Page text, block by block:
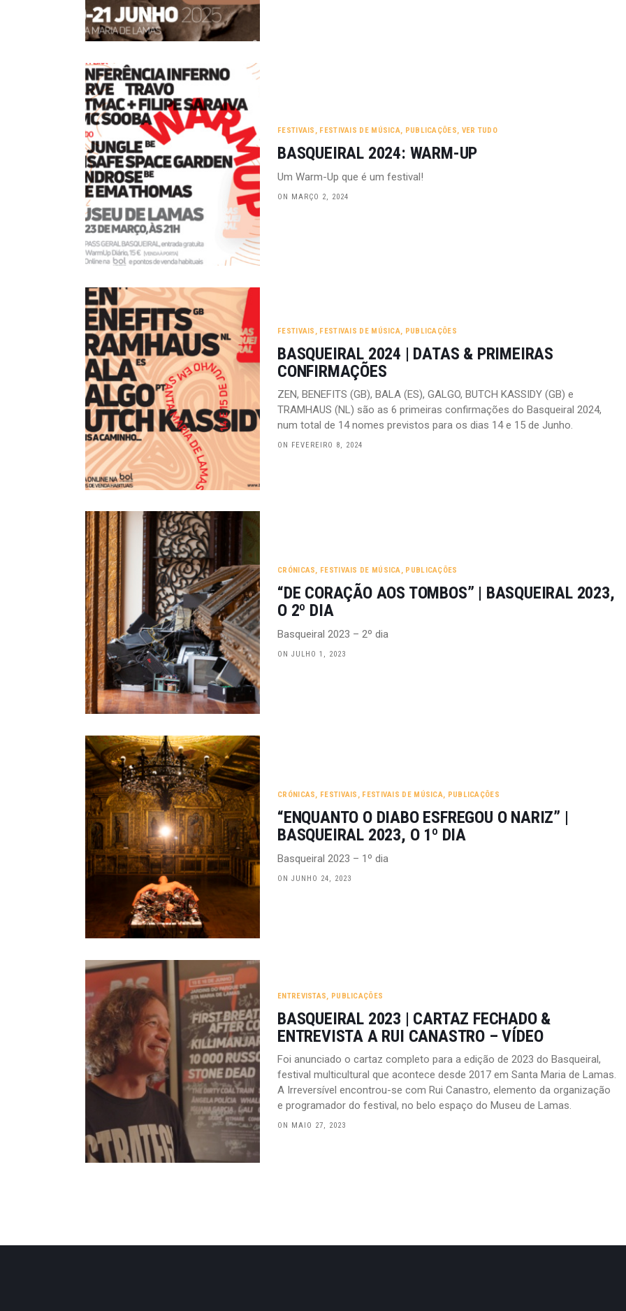
FESTIVAIS , FESTIVAIS DE MÚSICA, PUBLICAÇÕES, VER TUDO
BASQUEIRAL 2024: WARM-UP
Um Warm-Up que é um festival!
ON MARÇO 2, 2024
FESTIVAIS , FESTIVAIS DE MÚSICA, PUBLICAÇÕES
BASQUEIRAL 2024 | DATAS & PRIMEIRAS
CONFIRMAÇÕES
ZEN, BENEFITS (GB), BALA (ES), GALGO, BUTCH KASSIDY (GB) e
TRAMHAUS (NL) são as 6 primeiras confirmações do Basqueiral 2024,
num total de 14 nomes previstos para os dias 14 e 15 de Junho.
ON FEVEREIRO 8, 2024
CRÓNICAS, FESTIVAIS DE MÚSICA, PUBLICAÇÕES
“DE CORAÇÃO AOS TOMBOS” | BASQUEIRAL 2023,
O 2º DIA
Basqueiral 2023 – 2º dia
ON JULHO 1, 2023
CRÓNICAS, FESTIVAIS , FESTIVAIS DE MÚSICA, PUBLICAÇÕES
“ENQUANTO O DIABO ESFREGOU O NARIZ” |
BASQUEIRAL 2023, O 1º DIA
Basqueiral 2023 – 1º dia
ON JUNHO 24, 2023
ENTREVISTAS, PUBLICAÇÕES
BASQUEIRAL 2023 | CARTAZ FECHADO &
ENTREVISTA A RUI CANASTRO – VÍDEO
Foi anunciado o cartaz completo para a edição de 2023 do Basqueiral,
festival multicultural que acontece desde 2017 em Santa Maria de Lamas.
A Irreversível encontrou-se com Rui Canastro, elemento da organização
e programador do festival, no belo espaço do Museu de Lamas.
ON MAIO 27, 2023